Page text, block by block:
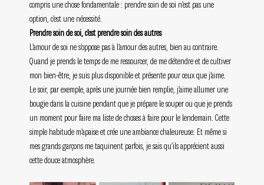
compris une chose fondamentale : prendre soin de soi n’est pas une
option, c’est une nécessité.
Prendre soin de soi, c’est prendre soin des autres
L’amour de soi ne s’oppose pas à l’amour des autres, bien au contraire.
Quand je prends le temps de me ressourcer, de me détendre et de cultiver
mon bien-être, je suis plus disponible et présente pour ceux que j’aime.
Le soir, par exemple, après une journée bien remplie, j’aime allumer une
bougie dans la cuisine pendant que je prépare le souper ou que je prends
un moment pour faire ma liste de choses à faire pour le lendemain. Cette
simple habitude m’apaise et crée une ambiance chaleureuse. Et même si
mes grands garçons me taquinent parfois, je sais qu’ils apprécient aussi
cette douce atmosphère.